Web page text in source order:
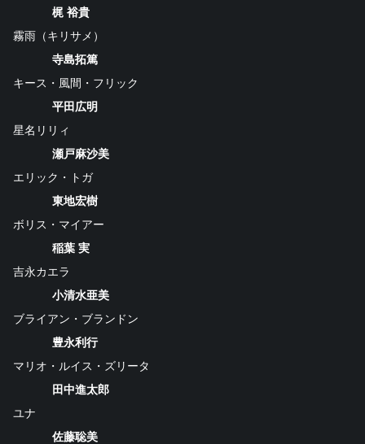
梶 裕貴
霧雨（キリサメ）
寺島拓篤
キース・風間・フリック
平田広明
星名リリィ
瀬戸麻沙美
エリック・トガ
東地宏樹
ボリス・マイアー
稲葉 実
吉永カエラ
小清水亜美
ブライアン・ブランドン
豊永利行
マリオ・ルイス・ズリータ
田中進太郎
ユナ
佐藤聡美